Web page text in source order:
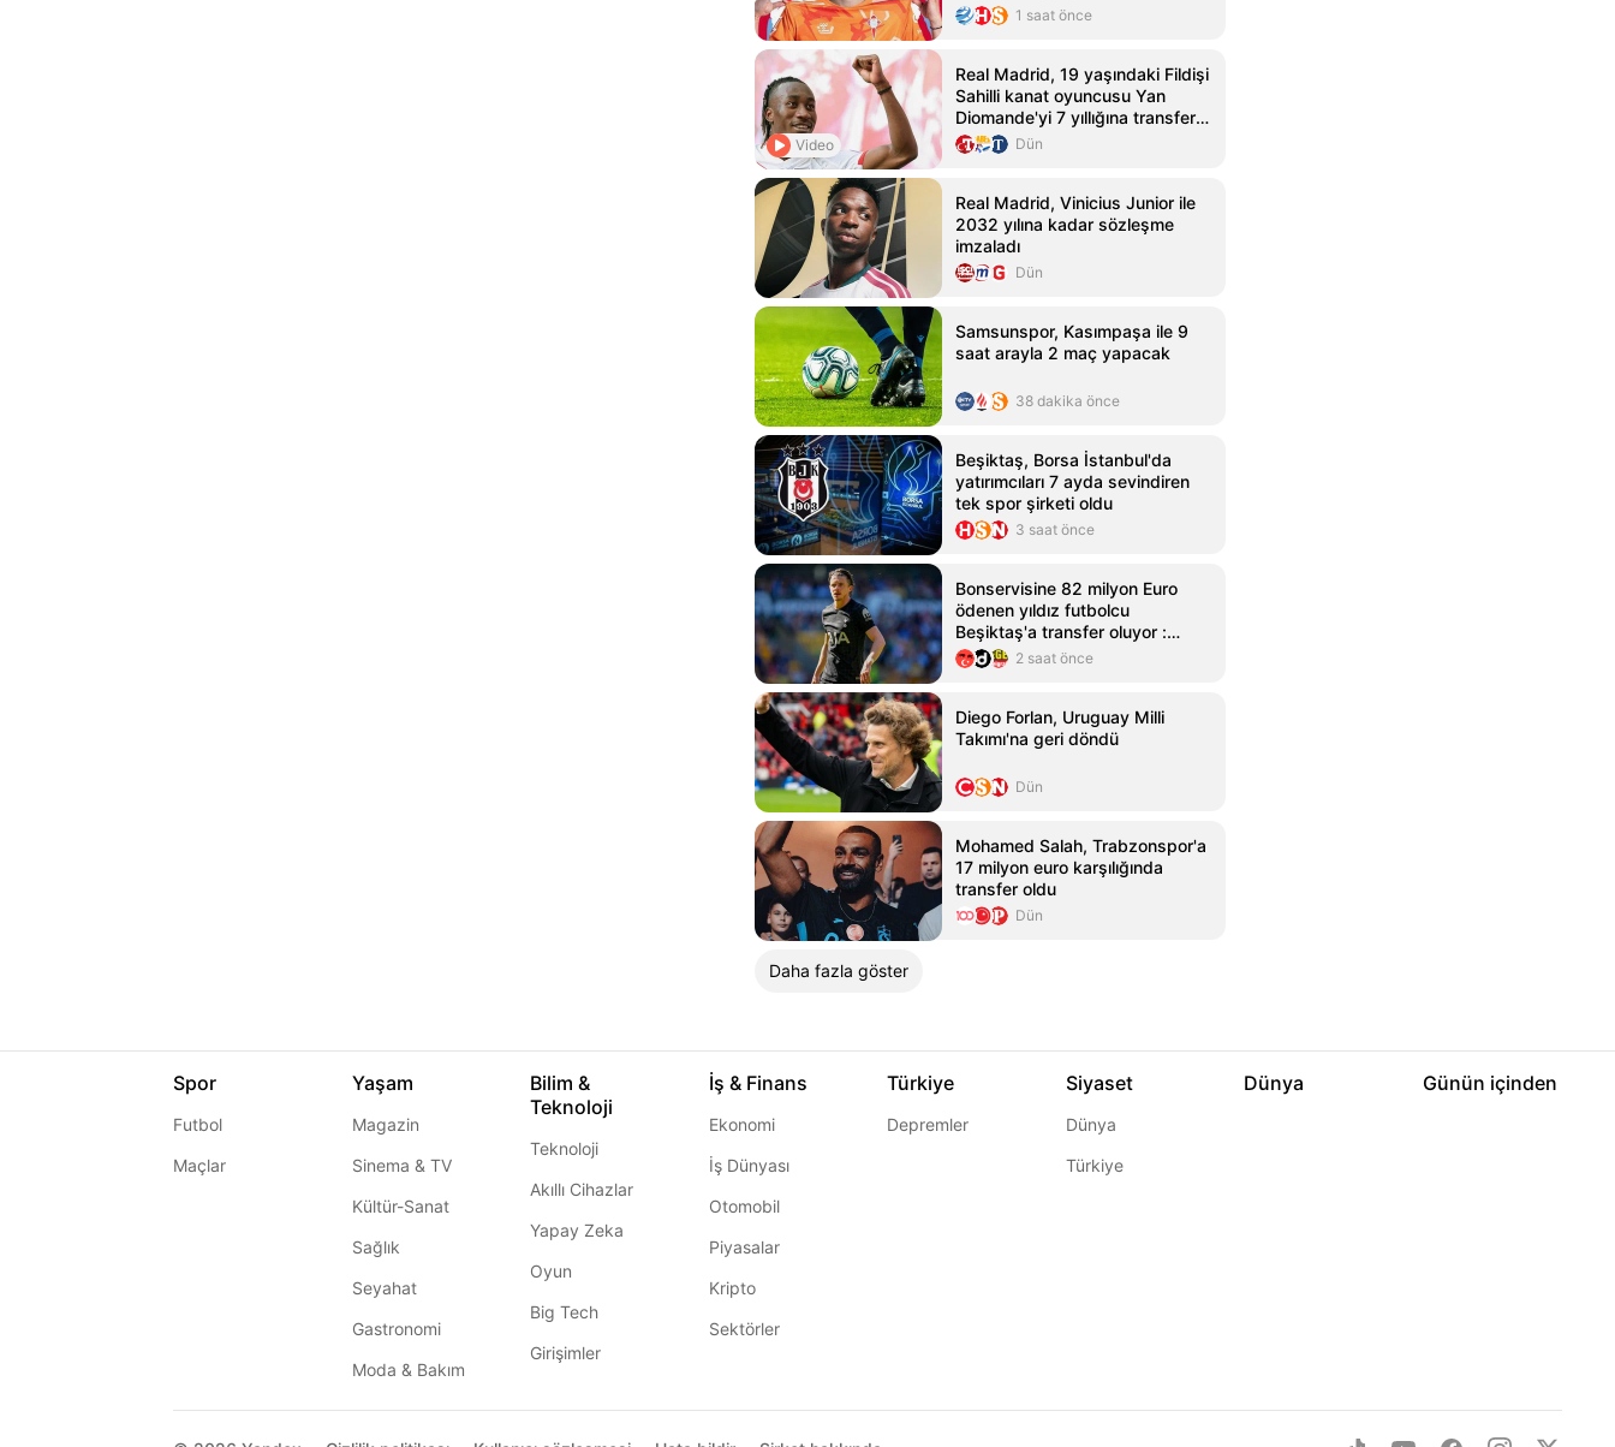
1 saat önce
Video
Real Madrid, 19 yaşındaki Fildişi
Sahilli kanat oyuncusu Yan
Diomande'yi 7 yıllığına transfer
etti
Dün
Real Madrid, Vinicius Junior ile
2032 yılına kadar sözleşme
imzaladı
Dün
Samsunspor, Kasımpaşa ile 9
saat arayla 2 maç yapacak
38 dakika önce
Beşiktaş, Borsa İstanbul'da
yatırımcıları 7 ayda sevindiren
tek spor şirketi oldu
3 saat önce
Bonservisine 82 milyon Euro
ödenen yıldız futbolcu
Beşiktaş'a transfer oluyor :
Italiano'dan onay çıktı
2 saat önce
Diego Forlan, Uruguay Milli
Takımı'na geri döndü
Dün
Mohamed Salah, Trabzonspor'a
17 milyon euro karşılığında
transfer oldu
Dün
Daha fazla göster
Spor
Futbol
Maçlar
Yaşam
Magazin
Sinema & TV
Kültür-Sanat
Sağlık
Seyahat
Gastronomi
Moda & Bakım
Bilim &
Teknoloji
Teknoloji
Akıllı Cihazlar
Yapay Zeka
Oyun
Big Tech
Girişimler
İş & Finans
Ekonomi
İş Dünyası
Otomobil
Piyasalar
Kripto
Sektörler
Türkiye
Depremler
Siyaset
Dünya
Türkiye
Dünya Günün içinden